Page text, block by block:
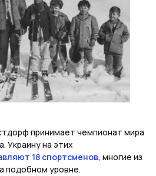
принимает чемпионат мира
Украину на этих
18 спортсменов, многие из
подобном уровне.